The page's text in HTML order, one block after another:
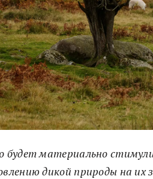
будет материально
дикой природы на